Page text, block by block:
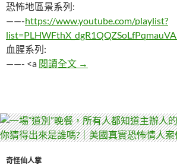
恐怖地區景系列:
——-https://www.youtube.com/playlist?
血腥系列:
——- <a 閱讀全文 租客借房東孫女當花
→
奇怪仙人掌